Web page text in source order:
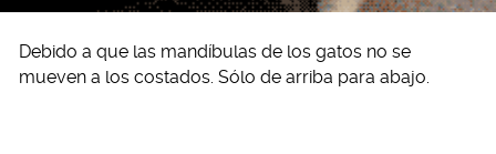
Debido a que las mandíbulas de los gatos no se
mueven a los costados. Sólo de arriba para abajo.